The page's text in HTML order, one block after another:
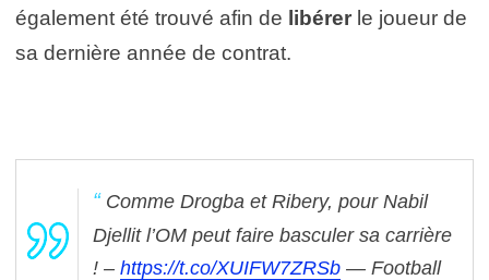
également été trouvé afin de libérer le joueur de
sa dernière année de contrat.
Comme Drogba et Ribery, pour Nabil
Djellit l’OM peut faire basculer sa carrière
! – https://t.co/XUIFW7ZRSb — Football